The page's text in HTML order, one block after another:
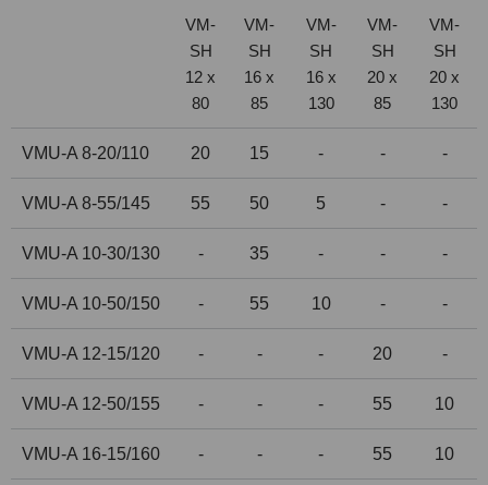
VM-
SH
12 x
80
VM-
SH
16 x
85
VM-
SH
16 x
130
VM-
SH
20 x
85
VM-
SH
20 x
130
VMU-A 8-20/110 20 15 - - -
VMU-A 8-55/145 55 50 5 - -
VMU-A 10-30/130 - 35 - - -
VMU-A 10-50/150 - 55 10 - -
VMU-A 12-15/120 - - - 20 -
VMU-A 12-50/155 - - - 55 10
VMU-A 16-15/160 - - - 55 10